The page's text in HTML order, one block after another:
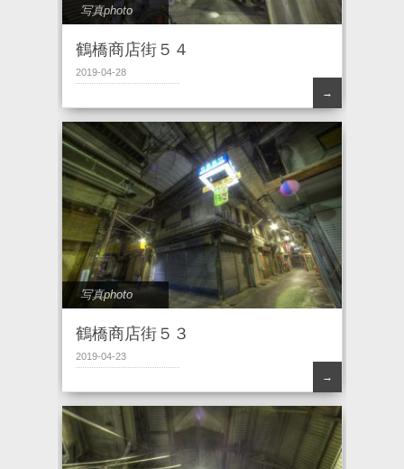
写真photo
鶴橋商店街５４
2019-04-28
→
写真photo
鶴橋商店街５３
2019-04-23
→